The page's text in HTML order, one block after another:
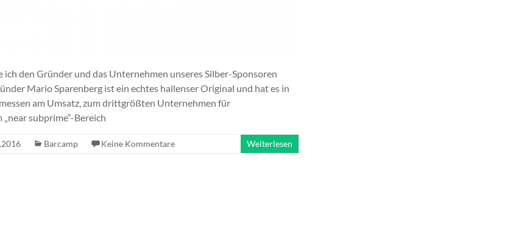
ich den Gründer und das Unternehmen unseres Silber-Sponsoren
Mario Sparenberg ist ein echtes hallenser Original und hat es in
am Umsatz, zum drittgrößten Unternehmen für
subprime“-Bereich
Barcamp Keine Kommentare Weiterlesen